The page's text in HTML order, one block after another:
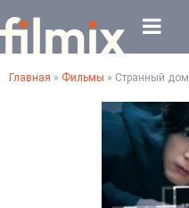
Главная » Фильмы » Странный